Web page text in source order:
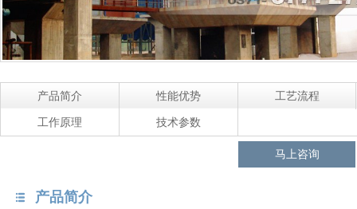
产品简介 性能优势 工艺流程
工作原理 技术参数
马上咨询
产品简介